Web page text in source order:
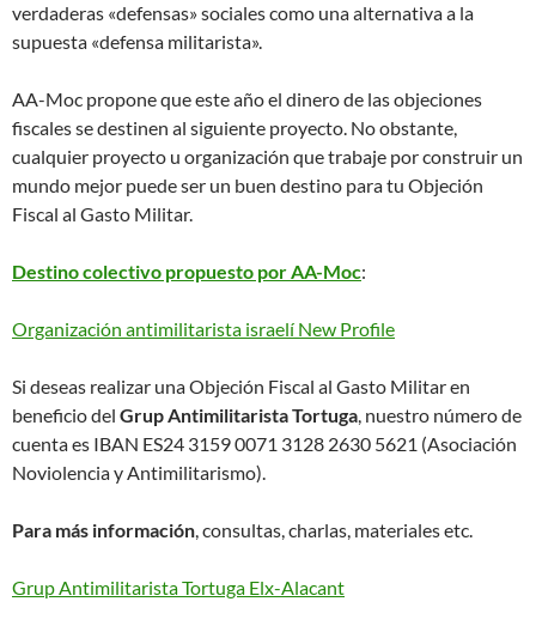
verdaderas «defensas» sociales como una alternativa a la
supuesta «defensa militarista».
AA-Moc propone que este año el dinero de las objeciones
fiscales se destinen al siguiente proyecto. No obstante,
cualquier proyecto u organización que trabaje por construir un
mundo mejor puede ser un buen destino para tu Objeción
Fiscal al Gasto Militar.
Destino colectivo propuesto por AA-Moc:
Organización antimilitarista israelí New Profile
Si deseas realizar una Objeción Fiscal al Gasto Militar en
beneficio del Grup Antimilitarista Tortuga, nuestro número de
cuenta es IBAN ES24 3159 0071 3128 2630 5621 (Asociación
Noviolencia y Antimilitarismo).
Para más información, consultas, charlas, materiales etc.
Grup Antimilitarista Tortuga Elx-Alacant